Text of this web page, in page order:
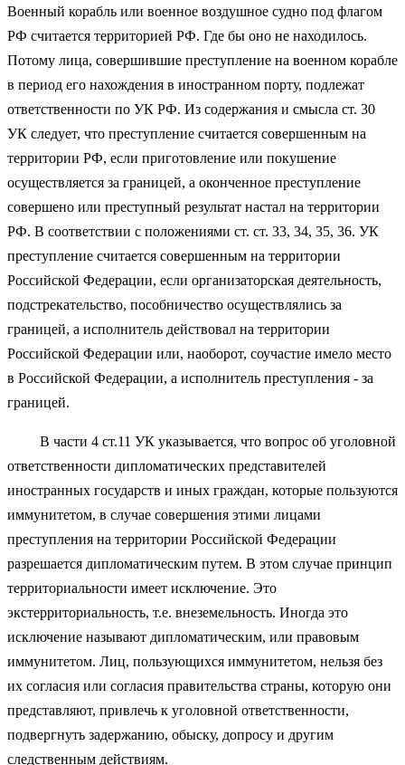
Военный корабль или военное воздушное судно под флагом
РФ считается территорией РФ. Где бы оно не находилось.
Потому лица, совершившие преступление на военном корабле
в период его нахождения в иностранном порту, подлежат
ответственности по УК РФ. Из содержания и смысла ст. 30
УК следует, что преступление считается совершенным на
территории РФ, если приготовление или покушение
осуществляется за границей, а оконченное преступление
совершено или преступный результат настал на территории
РФ. В соответствии с положениями ст. ст. 33, 34, 35, 36. УК
преступление считается совершенным на территории
Российской Федерации, если организаторская деятельность,
подстрекательство, пособничество осуществлялись за
границей, а исполнитель действовал на территории
Российской Федерации или, наоборот, соучастие имело место
в Российской Федерации, а исполнитель преступления - за
границей.
В части 4 ст.11 УК указывается, что вопрос об уголовной
ответственности дипломатических представителей
иностранных государств и иных граждан, которые пользуются
иммунитетом, в случае совершения этими лицами
преступления на территории Российской Федерации
разрешается дипломатическим путем. В этом случае принцип
территориальности имеет исключение. Это
экстерриториальность, т.е. внеземельность. Иногда это
исключение называют дипломатическим, или правовым
иммунитетом. Лиц, пользующихся иммунитетом, нельзя без
их согласия или согласия правительства страны, которую они
представляют, привлечь к уголовной ответственности,
подвергнуть задержанию, обыску, допросу и другим
следственным действиям.